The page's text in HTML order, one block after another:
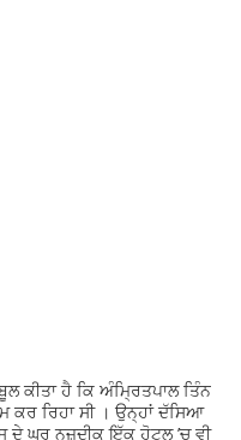
ਕੀਤਾ ਹੈ ਕਿ ਅੰਮ੍ਰਿਤਪਾਲ ਤਿੰਨ
ਕਰ ਰਿਹਾ ਸੀ । ਉਨ੍ਹਾਂ ਦੱਸਿਆ
ਘਰ ਨਜ਼ਦੀਕ ਇੱਕ ਹੋਟਲ ’ਚ ਵੀ